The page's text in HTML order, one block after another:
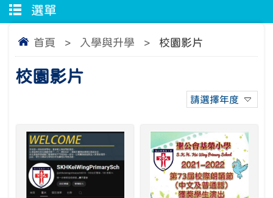
選單
首頁 > 入學與升學 > 校園影片
校園影片
請選擇年度